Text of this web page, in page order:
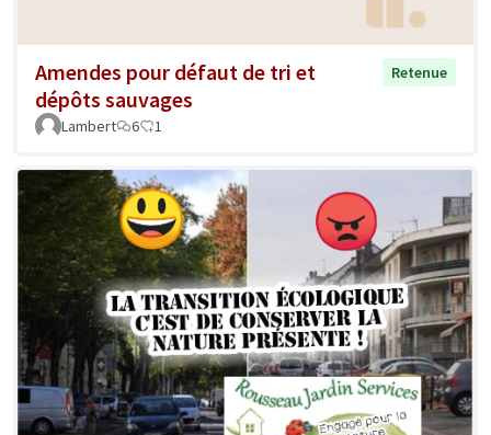
Amendes pour défaut de tri et
dépôts sauvages
Retenue
Lambert 6 1